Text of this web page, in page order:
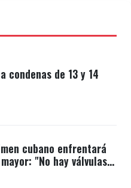
condenas de 13 y 14
cubano enfrentará
"No hay válvulas